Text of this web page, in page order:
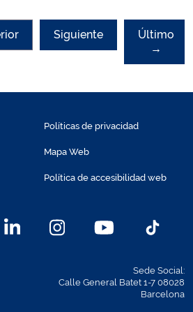
Siguiente
Último
→
Políticas de privacidad
Mapa Web
Política de accesibilidad web
Sede Social:
Calle General Batet 1-7 08028
Barcelona